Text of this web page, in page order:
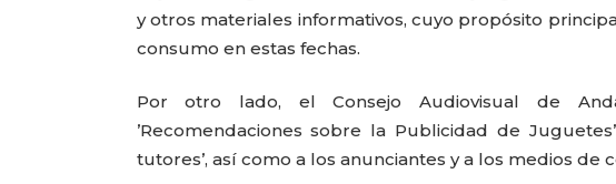
y otros materiales informativos, cuyo propósito
consumo en estas fechas.
Por otro lado, el Consejo Audiovisual de
’Recomendaciones sobre la Publicidad de
tutores’, así como a los anunciantes y a los medios de